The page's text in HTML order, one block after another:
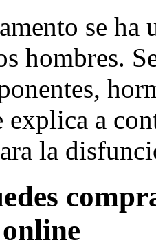
se
hombres.
explica a
la